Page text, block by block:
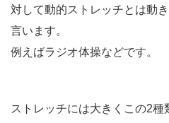
対して動的ストレッチとは動
言います。
例えばラジオ体操などです。
ストレッチには大きくこの2種